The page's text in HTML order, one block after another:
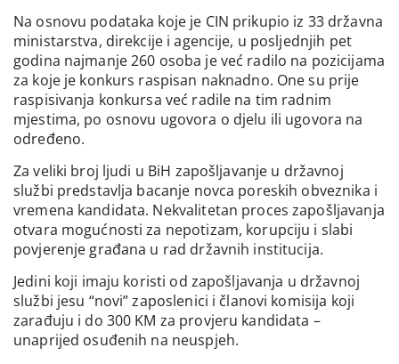
Na osnovu podataka koje je CIN prikupio iz 33 državna
ministarstva, direkcije i agencije, u posljednjih pet
godina najmanje 260 osoba je već radilo na pozicijama
za koje je konkurs raspisan naknadno. One su prije
raspisivanja konkursa već radile na tim radnim
mjestima, po osnovu ugovora o djelu ili ugovora na
određeno.
Za veliki broj ljudi u BiH zapošljavanje u državnoj
službi predstavlja bacanje novca poreskih obveznika i
vremena kandidata. Nekvalitetan proces zapošljavanja
otvara mogućnosti za nepotizam, korupciju i slabi
povjerenje građana u rad državnih institucija.
Jedini koji imaju koristi od zapošljavanja u državnoj
službi jesu “novi” zaposlenici i članovi komisija koji
zarađuju i do 300 KM za provjeru kandidata –
unaprijed osuđenih na neuspjeh.